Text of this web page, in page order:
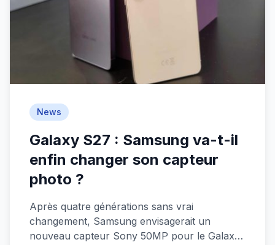
News
Galaxy S27 : Samsung va-t-il
enfin changer son capteur
photo ?
Après quatre générations sans vrai
changement, Samsung envisagerait un
nouveau capteur Sony 50MP pour le Galaxy